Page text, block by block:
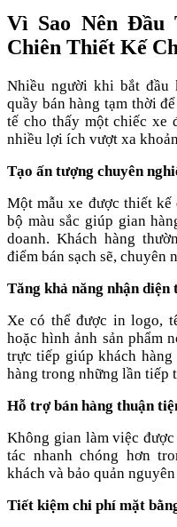
Vì Sao Nên
Chiên Thiết Kế
Nhiều người khi bắt đầu
quầy bán hàng tạm thời
tế cho thấy một chiếc xe
nhiều lợi ích vượt xa
Tạo ấn tượng chuyên
Một mẫu xe được thiết
bộ màu sắc giúp gian
doanh. Khách hàng
điểm bán sạch sẽ, chuyên
Tăng khả năng nhận diện
Xe có thể được in logo,
hoặc hình ảnh sản phẩm
trực tiếp giúp khách
hàng trong những lần tiếp
Hỗ trợ bán hàng thuận
Không gian làm việc
tác nhanh chóng hơn
khách và bảo quản
Tiết kiệm chi phí mặt